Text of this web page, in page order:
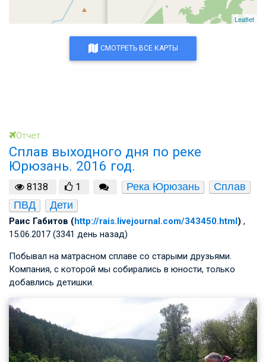
Leaflet
СМОТРЕТЬ ВСЕ КАРТЫ
Отчет
Сплав выходного дня по реке
Юрюзань. 2016 год.
8138 1 Река Юрюзань
Сплав
ПВД
Дети
Раис Габитов (http://rais.livejournal.com/343450.html) ,
15.06.2017 (3341 день назад)
Побывал на матрасном сплаве со старыми друзьями.
Компания, с которой мы собирались в юности, только
добавлись детишки.